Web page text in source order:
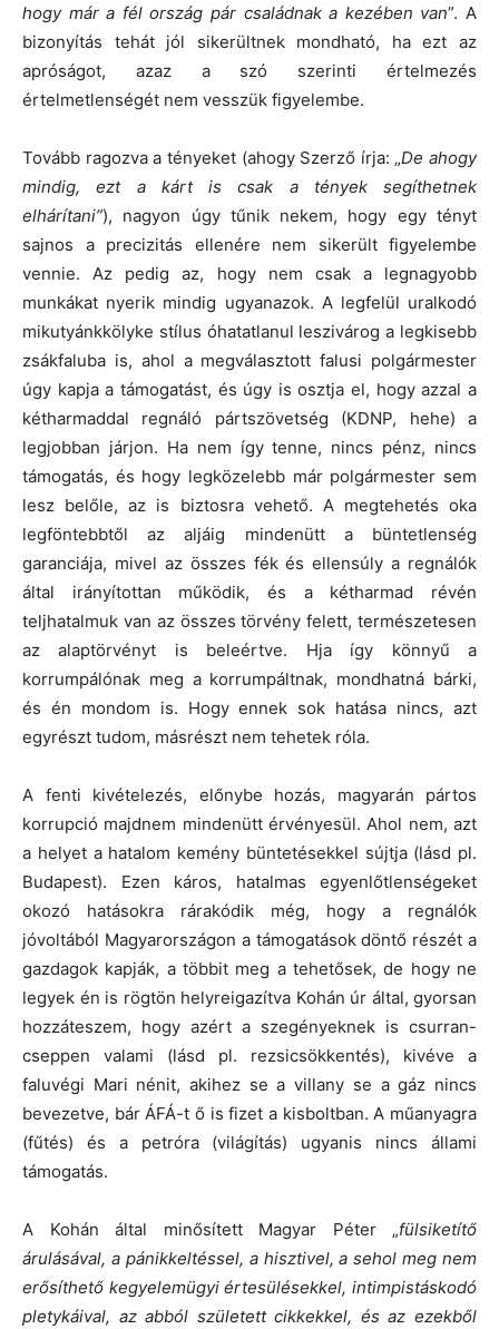
hogy már a fél ország pár családnak a kezében van”. A
bizonyítás tehát jól sikerültnek mondható, ha ezt az
apróságot, azaz a szó szerinti értelmezés
értelmetlenségét nem vesszük figyelembe.
Tovább ragozva a tényeket (ahogy Szerző írja: „De ahogy
mindig, ezt a kárt is csak a tények segíthetnek
elhárítani”), nagyon úgy tűnik nekem, hogy egy tényt
sajnos a precizitás ellenére nem sikerült figyelembe
vennie. Az pedig az, hogy nem csak a legnagyobb
munkákat nyerik mindig ugyanazok. A legfelül uralkodó
mikutyánkkölyke stílus óhatatlanul leszivárog a legkisebb
zsákfaluba is, ahol a megválasztott falusi polgármester
úgy kapja a támogatást, és úgy is osztja el, hogy azzal a
kétharmaddal regnáló pártszövetség (KDNP, hehe) a
legjobban járjon. Ha nem így tenne, nincs pénz, nincs
támogatás, és hogy legközelebb már polgármester sem
lesz belőle, az is biztosra vehető. A megtehetés oka
legföntebbtől az aljáig mindenütt a büntetlenség
garanciája, mivel az összes fék és ellensúly a regnálók
által irányítottan működik, és a kétharmad révén
teljhatalmuk van az összes törvény felett, természetesen
az alaptörvényt is beleértve. Hja így könnyű a
korrumpálónak meg a korrumpáltnak, mondhatná bárki,
és én mondom is. Hogy ennek sok hatása nincs, azt
egyrészt tudom, másrészt nem tehetek róla.
A fenti kivételezés, előnybe hozás, magyarán pártos
korrupció majdnem mindenütt érvényesül. Ahol nem, azt
a helyet a hatalom kemény büntetésekkel sújtja (lásd pl.
Budapest). Ezen káros, hatalmas egyenlőtlenségeket
okozó hatásokra rárakódik még, hogy a regnálók
jóvoltából Magyarországon a támogatások döntő részét a
gazdagok kapják, a többit meg a tehetősek, de hogy ne
legyek én is rögtön helyreigazítva Kohán úr által, gyorsan
hozzáteszem, hogy azért a szegényeknek is csurran-
cseppen valami (lásd pl. rezsicsökkentés), kivéve a
faluvégi Mari nénit, akihez se a villany se a gáz nincs
bevezetve, bár ÁFÁ-t ő is fizet a kisboltban. A műanyagra
(fűtés) és a petróra (világítás) ugyanis nincs állami
támogatás.
A Kohán által minősített Magyar Péter „fülsiketítő
árulásával, a pánikkeltéssel, a hisztivel, a sehol meg nem
erősíthető kegyelemügyi értesülésekkel, intimpistáskodó
pletykáival, az abból született cikkekkel, és az ezekből